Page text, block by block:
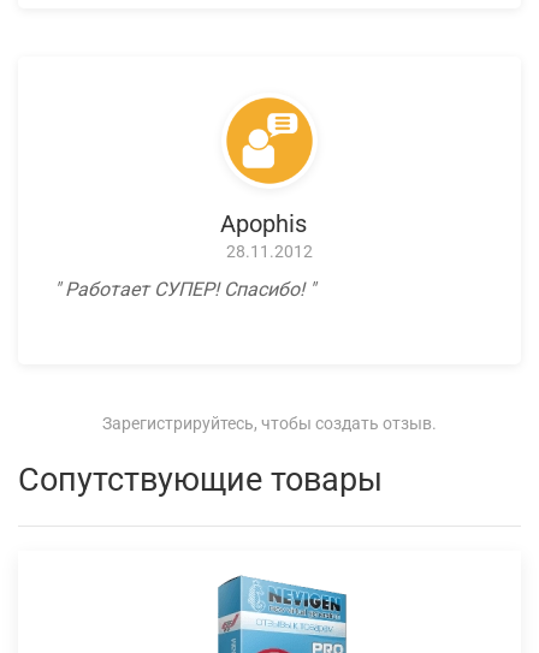
Apophis
28.11.2012
Работает СУПЕР! Спасибо!
Зарегистрируйтесь, чтобы создать отзыв.
Сопутствующие товары